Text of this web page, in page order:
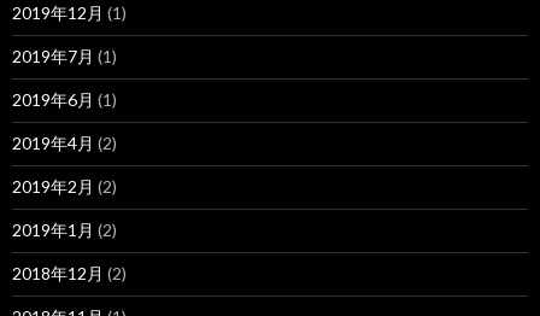
2019年12月 (1)
2019年7月 (1)
2019年6月 (1)
2019年4月 (2)
2019年2月 (2)
2019年1月 (2)
2018年12月 (2)